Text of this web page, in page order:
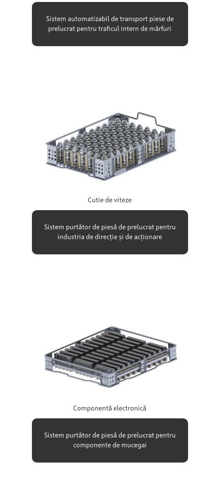
Sistem automatizabil de transport piese de
prelucrat pentru traficul intern de mărfuri
Cutie de viteze
Sistem purtător de piesă de prelucrat pentru
industria de direcție și de acționare
Componentă electronică
Sistem purtător de piesă de prelucrat pentru
componente de mucegai